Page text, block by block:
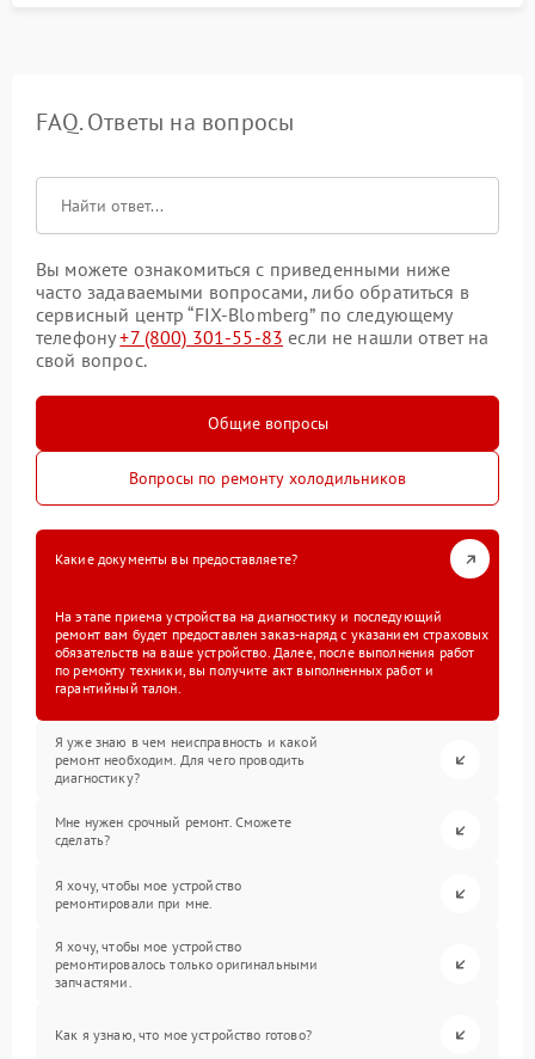
FAQ. Ответы на вопросы
Вы можете ознакомиться с приведенными ниже
часто задаваемыми вопросами, либо обратиться в
сервисный центр “FIX-Blomberg” по следующему
телефону+7 (800) 301-55-83 если не нашли ответ на
свой вопрос.
Общие вопросы
Вопросы по ремонту холодильников
Какие документы вы предоставляете?
На этапе приема устройства на диагностику и последующий
ремонт вам будет предоставлен заказ-наряд с указанием страховых
обязательств на ваше устройство. Далее, после выполнения работ
по ремонту техники, вы получите акт выполненных работ и
гарантийный талон.
Я уже знаю в чем неисправность и какой
ремонт необходим. Для чего проводить
диагностику?
Мне нужен срочный ремонт. Сможете
сделать?
Я хочу, чтобы мое устройство
ремонтировали при мне.
Я хочу, чтобы мое устройство
ремонтировалось только оригинальными
запчастями.
Как я узнаю, что мое устройство готово?